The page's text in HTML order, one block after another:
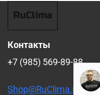
Контакты
+7 (985) 569-89-88
Shop@RuClima.ru